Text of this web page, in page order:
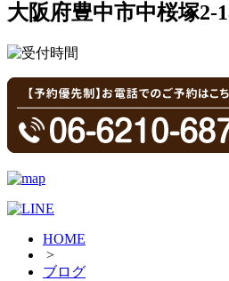
大阪府豊中市中桜塚2-
HOME
>
ブログ